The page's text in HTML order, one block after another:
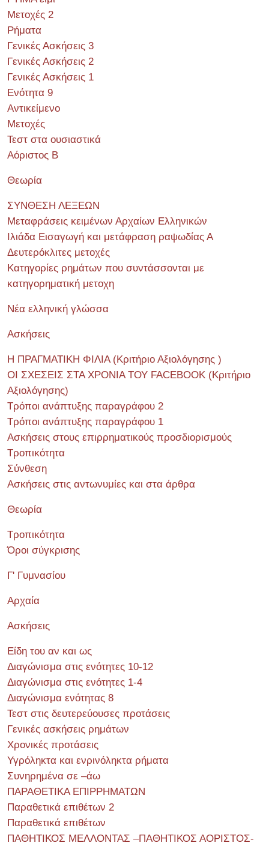
Μετοχές 2
Ρήματα
Γενικές Ασκήσεις 3
Γενικές Ασκήσεις 2
Γενικές Ασκήσεις 1
Ενότητα 9
Αντικείμενο
Μετοχές
Τεστ στα ουσιαστικά
Αόριστος Β
Θεωρία
ΣΥΝΘΕΣΗ ΛΕΞΕΩΝ
Μεταφράσεις κειμένων Αρχαίων Ελληνικών
Ιλιάδα Εισαγωγή και μετάφραση ραψωδίας Α
Δευτερόκλιτες μετοχές
Κατηγορίες ρημάτων που συντάσσονται με
κατηγορηματική μετοχη
Νέα ελληνική γλώσσα
Ασκήσεις
Η ΠΡΑΓΜΑΤΙΚΗ ΦΙΛΙΑ (Κριτήριο Αξιολόγησης )
ΟΙ ΣΧΕΣΕΙΣ ΣΤΑ ΧΡΟΝΙΑ ΤΟΥ FACEBOOK (Kριτήριο
Αξιολόγησης)
Τρόποι ανάπτυξης παραγράφου 2
Τρόποι ανάπτυξης παραγράφου 1
Ασκήσεις στους επιρρηματικούς προσδιορισμούς
Τροπικότητα
Σύνθεση
Ασκήσεις στις αντωνυμίες και στα άρθρα
Θεωρία
Τροπικότητα
Όροι σύγκρισης
Γ' Γυμνασίου
Αρχαία
Ασκήσεις
Είδη του αν και ως
Διαγώνισμα στις ενότητες 10-12
Διαγώνισμα στις ενότητες 1-4
Διαγώνισμα ενότητας 8
Τεστ στις δευτερεύουσες προτάσεις
Γενικές ασκήσεις ρημάτων
Χρονικές προτάσεις
Υγρόληκτα και ενρινόληκτα ρήματα
Συνηρημένα σε –άω
ΠΑΡΑΘΕΤΙΚΑ ΕΠΙΡΡΗΜΑΤΩΝ
Παραθετικά επιθέτων 2
Παραθετικά επιθέτων
ΠΑΘΗΤΙΚΟΣ ΜΕΛΛΟΝΤΑΣ –ΠΑΘΗΤΙΚΟΣ ΑΟΡΙΣΤΟΣ-